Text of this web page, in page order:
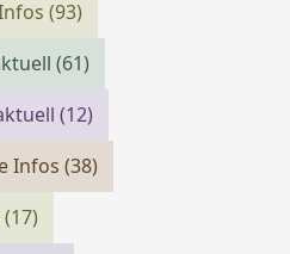
(93)
(61)
(12)
Infos(38)
(17)